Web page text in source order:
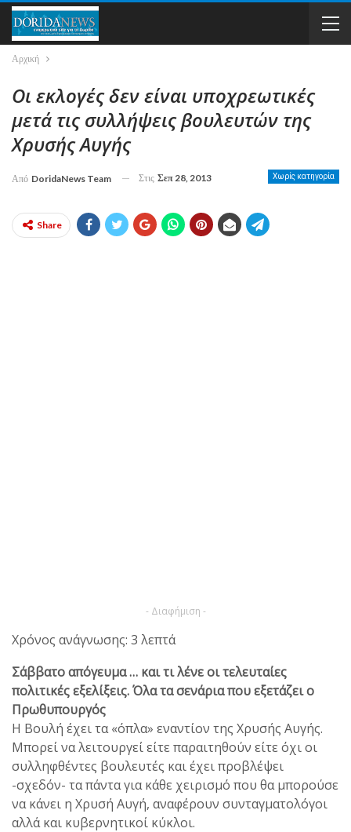
Αρχική
Οι εκλογές δεν είναι υποχρεωτικές
μετά τις συλλήψεις βουλευτών της
Χρυσής Αυγής
Χωρίς κατηγορία
Από DoridaNews Team Στις Σεπ 28, 2013
Share
- Διαφήμιση -
Χρόνος ανάγνωσης: 3 λεπτά
Σάββατο απόγευμα … και τι λένε οι τελευταίες
πολιτικές εξελίξεις. Όλα τα σενάρια που εξετάζει ο
Πρωθυπουργός
Η Βουλή έχει τα «όπλα» εναντίον της Χρυσής Αυγής.
Μπορεί να λειτουργεί είτε παραιτηθούν είτε όχι οι
συλληφθέντες βουλευτές και έχει προβλέψει
-σχεδόν- τα πάντα για κάθε χειρισμό που θα μπορούσε
να κάνει η Χρυσή Αυγή, αναφέρουν συνταγματολόγοι
αλλά και κυβερνητικοί κύκλοι.